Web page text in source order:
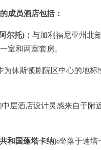
成员酒店包括：
尔托)： 与加利福尼亚州北
室和两室套房。
为休斯顿剧院区中心的地标
层酒店设计灵感来自于附
和国蓬塔卡纳):坐落于蓬塔